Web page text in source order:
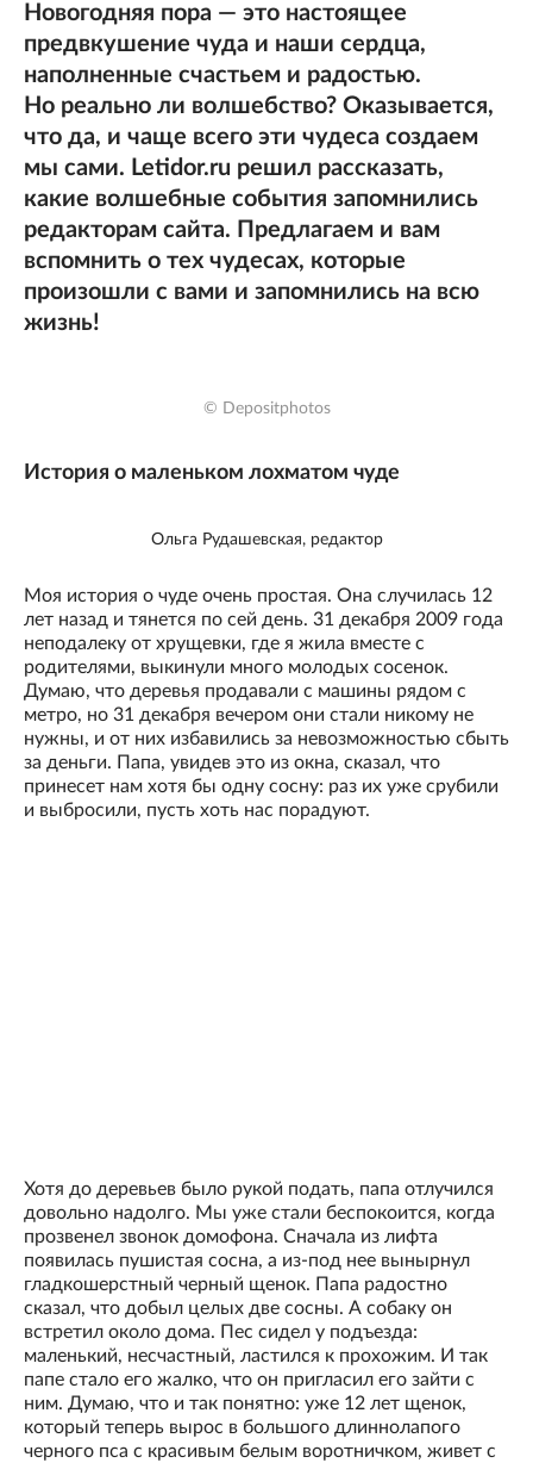
Новогодняя пора — это настоящее
предвкушение чуда и наши сердца,
наполненные счастьем и радостью.
Но реально ли волшебство? Оказывается,
что да, и чаще всего эти чудеса создаем
мы сами. Letidor.ru решил рассказать,
какие волшебные события запомнились
редакторам сайта. Предлагаем и вам
вспомнить о тех чудесах, которые
произошли с вами и запомнились на всю
жизнь!
© Depositphotos
История о маленьком лохматом чуде
Ольга Рудашевская, редактор
Моя история о чуде очень простая. Она случилась 12
лет назад и тянется по сей день. 31 декабря 2009 года
неподалеку от хрущевки, где я жила вместе с
родителями, выкинули много молодых сосенок.
Думаю, что деревья продавали с машины рядом с
метро, но 31 декабря вечером они стали никому не
нужны, и от них избавились за невозможностью сбыть
за деньги. Папа, увидев это из окна, сказал, что
принесет нам хотя бы одну сосну: раз их уже срубили
и выбросили, пусть хоть нас порадуют.
Хотя до деревьев было рукой подать, папа отлучился
довольно надолго. Мы уже стали беспокоится, когда
прозвенел звонок домофона. Сначала из лифта
появилась пушистая сосна, а из-под нее вынырнул
гладкошерстный черный щенок. Папа радостно
сказал, что добыл целых две сосны. А собаку он
встретил около дома. Пес сидел у подъезда:
маленький, несчастный, ластился к прохожим. И так
папе стало его жалко, что он пригласил его зайти с
ним. Думаю, что и так понятно: уже 12 лет щенок,
который теперь вырос в большого длиннолапого
черного пса с красивым белым воротничком, живет с